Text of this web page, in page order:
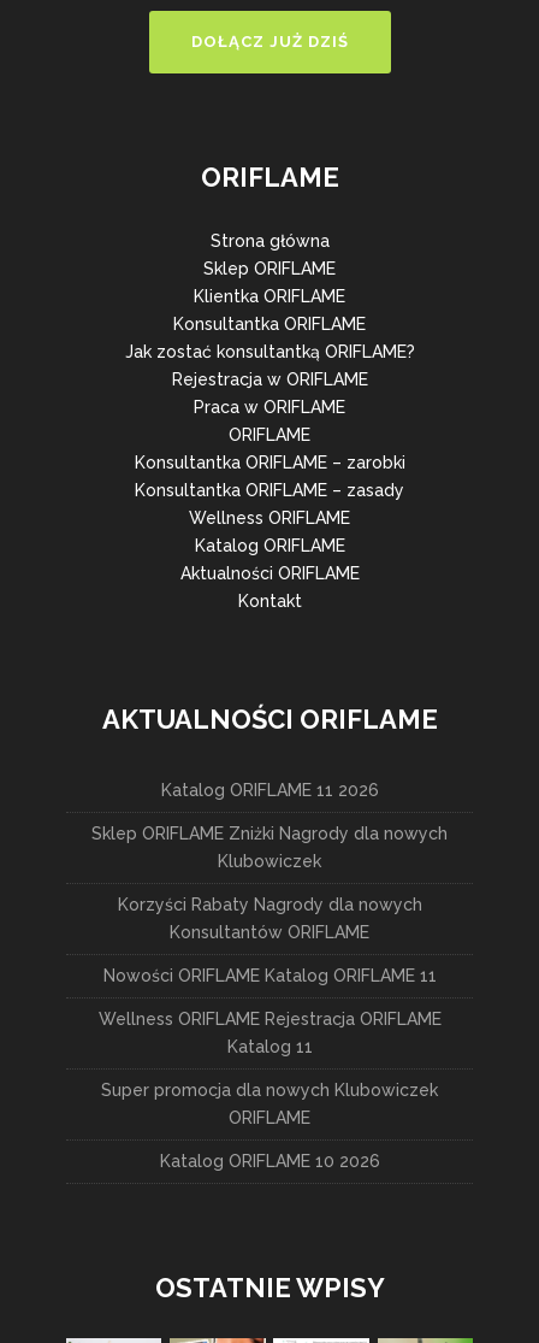
DOŁĄCZ JUŻ DZIŚ
ORIFLAME
Strona główna
Sklep ORIFLAME
Klientka ORIFLAME
Konsultantka ORIFLAME
Jak zostać konsultantką ORIFLAME?
Rejestracja w ORIFLAME
Praca w ORIFLAME
ORIFLAME
Konsultantka ORIFLAME – zarobki
Konsultantka ORIFLAME – zasady
Wellness ORIFLAME
Katalog ORIFLAME
Aktualności ORIFLAME
Kontakt
AKTUALNOŚCI ORIFLAME
Katalog ORIFLAME 11 2026
Sklep ORIFLAME Zniżki Nagrody dla nowych
Klubowiczek
Korzyści Rabaty Nagrody dla nowych
Konsultantów ORIFLAME
Nowości ORIFLAME Katalog ORIFLAME 11
Wellness ORIFLAME Rejestracja ORIFLAME
Katalog 11
Super promocja dla nowych Klubowiczek
ORIFLAME
Katalog ORIFLAME 10 2026
OSTATNIE WPISY